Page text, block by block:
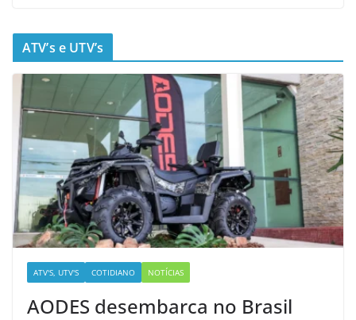
ATV’s e UTV’s
ATV'S, UTV'S COTIDIANO NOTÍCIAS
AODES desembarca no Brasil